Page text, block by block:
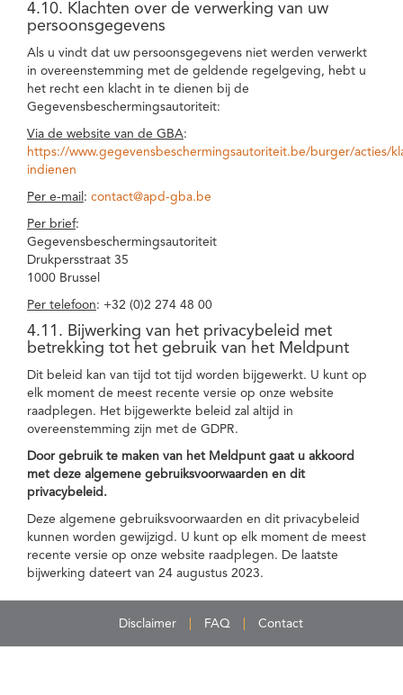
4.10. Klachten over de verwerking van uw
persoonsgegevens
Als u vindt dat uw persoonsgegevens niet werden verwerkt
in overeenstemming met de geldende regelgeving, hebt u
het recht een klacht in te dienen bij de
Gegevensbeschermingsautoriteit:
Via de website van de GBA:
https://www.gegevensbeschermingsautoriteit.be/burger/acties/
indienen
Per e-mail : contact@apd-gba.be
Per brief:
Gegevensbeschermingsautoriteit
Drukpersstraat 35
1000 Brussel
Per telefoon: +32 (0)2 274 48 00
4.11. Bijwerking van het privacybeleid met
betrekking tot het gebruik van het Meldpunt
Dit beleid kan van tijd tot tijd worden bijgewerkt. U kunt op
elk moment de meest recente versie op onze website
raadplegen. Het bijgewerkte beleid zal altijd in
overeenstemming zijn met de GDPR.
Door gebruik te maken van het Meldpunt gaat u akkoord
met deze algemene gebruiksvoorwaarden en dit
privacybeleid.
Deze algemene gebruiksvoorwaarden en dit privacybeleid
kunnen worden gewijzigd. U kunt op elk moment de meest
recente versie op onze website raadplegen. De laatste
bijwerking dateert van 24 augustus 2023.
Disclaimer FAQ Contact